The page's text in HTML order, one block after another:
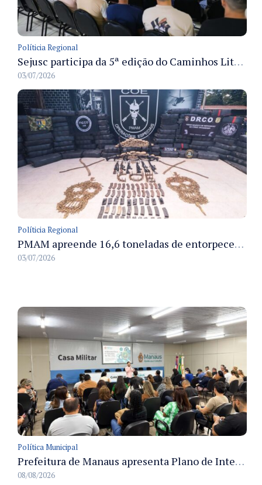
Políticia Regional
Sejusc participa da 5ª edição do Caminhos Literários com foco na cultura hip-hop nas unidades socioeducativas
03/07/2026
Políticia Regional
PMAM apreende 16,6 toneladas de entorpecentes e registra aumento nas prisões em flagrante e nas capturas de foragidos no primeiro semestre de 2026
03/07/2026
Política Municipal
Prefeitura de Manaus apresenta Plano de Integridade da CGM e qualifica servidores para governança e conformidade no biênio 2027-2028
08/08/2026